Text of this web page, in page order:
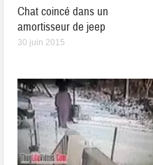
Chat coincé dans un
amortisseur de jeep
30 juin 2015